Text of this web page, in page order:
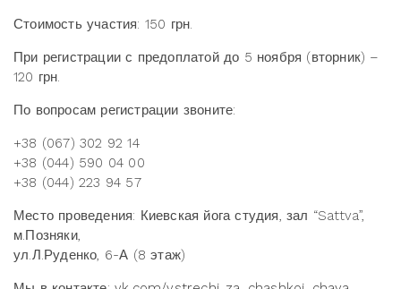
Стоимость участия: 150 грн.
При регистрации с предоплатой до 5 ноября (вторник) –
120 грн.
По вопросам регистрации звоните:
+38 (067) 302 92 14
+38 (044) 590 04 00
+38 (044) 223 94 57
Место проведения: Киевская йога студия, зал “Sattva”,
м.Позняки,
ул.Л.Руденко, 6-А (8 этаж)